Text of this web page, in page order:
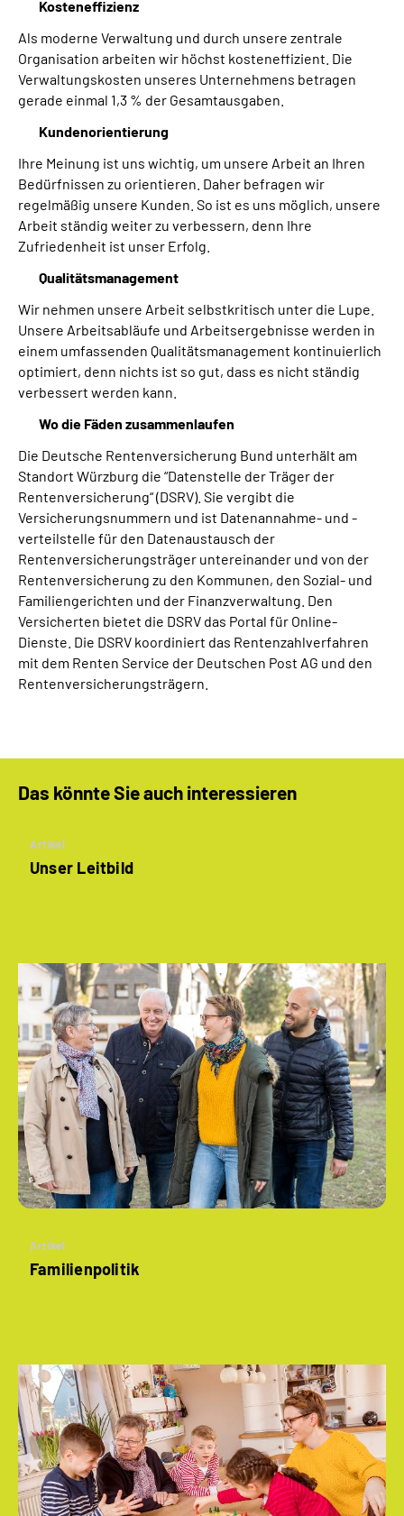
Kosteneffizienz
Als moderne Verwaltung und durch unsere zentrale
Organisation arbeiten wir höchst kosteneffizient. Die
Verwaltungskosten unseres Unternehmens betragen
gerade einmal 1,3 % der Gesamtausgaben.
Kundenorientierung
Ihre Meinung ist uns wichtig, um unsere Arbeit an Ihren
Bedürfnissen zu orientieren. Daher befragen wir
regelmäßig unsere Kunden. So ist es uns möglich, unsere
Arbeit ständig weiter zu verbessern, denn Ihre
Zufriedenheit ist unser Erfolg.
Qualitätsmanagement
Wir nehmen unsere Arbeit selbstkritisch unter die Lupe.
Unsere Arbeitsabläufe und Arbeitsergebnisse werden in
einem umfassenden Qualitätsmanagement kontinuierlich
optimiert, denn nichts ist so gut, dass es nicht ständig
verbessert werden kann.
Wo die Fäden zusammenlaufen
Die Deutsche Rentenversicherung Bund unterhält am
Standort Würzburg die “Datenstelle der Träger der
Rentenversicherung“ (DSRV). Sie vergibt die
Versicherungsnummern und ist Datenannahme- und -
verteilstelle für den Datenaustausch der
Rentenversicherungsträger untereinander und von der
Rentenversicherung zu den Kommunen, den Sozial- und
Familiengerichten und der Finanzverwaltung. Den
Versicherten bietet die DSRV das Portal für Online-
Dienste. Die DSRV koordiniert das Rentenzahlverfahren
mit dem Renten Service der Deutschen Post AG und den
Rentenversicherungsträgern.
Das könnte Sie auch interessieren
Artikel
Unser Leitbild
Artikel
Familienpolitik